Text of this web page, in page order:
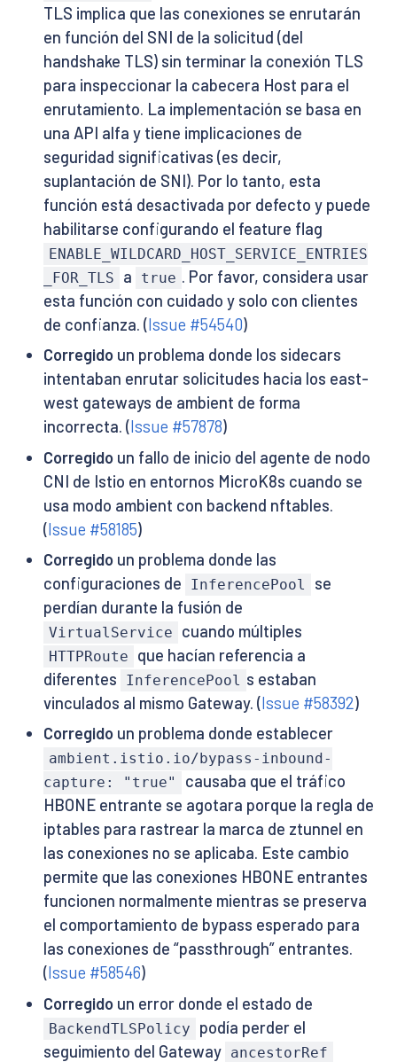
TLS implica que las conexiones se enrutarán
en función del SNI de la solicitud (del
handshake TLS) sin terminar la conexión TLS
para inspeccionar la cabecera Host para el
enrutamiento. La implementación se basa en
una API alfa y tiene implicaciones de
seguridad significativas (es decir,
suplantación de SNI). Por lo tanto, esta
función está desactivada por defecto y puede
habilitarse configurando el feature flag
ENABLE_WILDCARD_HOST_SERVICE_ENTRIES
_FOR_TLS
a true . Por favor, considera usar
esta función con cuidado y solo con clientes
de confianza. (Issue #54540)
Corregidoun problema donde los sidecars
intentaban enrutar solicitudes hacia los east-
west gateways de ambient de forma
incorrecta. (Issue #57878)
Corregidoun fallo de inicio del agente de nodo
CNI de Istio en entornos MicroK8s cuando se
usa modo ambient con backend nftables.
(Issue #58185)
Corregidoun problema donde las
configuraciones de
InferencePool
se
perdían durante la fusión de
VirtualService cuando múltiples
HTTPRoute
que hacían referencia a
diferentes
InferencePool s estaban
vinculados al mismo Gateway. (Issue #58392)
Corregidoun problema donde establecer
ambient.istio.io/bypass-inbound-
capture: "true"
causaba que el tráfico
HBONE entrante se agotara porque la regla de
iptables para rastrear la marca de ztunnel en
las conexiones no se aplicaba. Este cambio
permite que las conexiones HBONE entrantes
funcionen normalmente mientras se preserva
el comportamiento de bypass esperado para
las conexiones de “passthrough” entrantes.
(Issue #58546)
Corregidoun error donde el estado de
BackendTLSPolicy
podía perder el
seguimiento del Gateway ancestorRef